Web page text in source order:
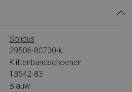
Solidus
29506-80730-k
Klittenbandschoenen
13542-83
Blauw